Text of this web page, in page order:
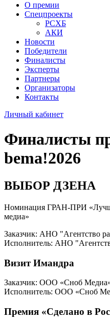
О премии
Спецпроекты
РСХБ
АКИ
Новости
Победители
Финалисты
Эксперты
Партнеры
Организаторы
Контакты
Личный кабинет
Финалисты
bema!2026
ВЫБОР ДЗЕНА
Номинация ГРАН-ПРИ
медиа»
Заказчик: АНО "Агентство
Исполнитель: АНО
Визит Имандра
Заказчик: ООО «Сноб
Исполнитель: ООО «Сноб
Премия «Сделано в